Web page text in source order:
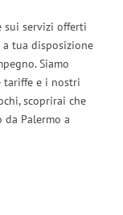
sui servizi offerti
a tua disposizione
Siamo
tariffe e i nostri
scoprirai che
da Palermo a